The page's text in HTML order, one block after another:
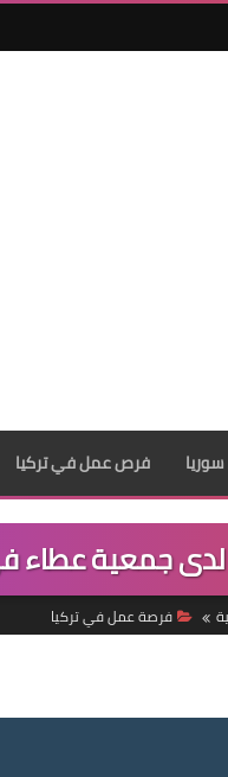
فرص عمل في تركيا
جمعية عطاء في
فرصة عمل في تركيا